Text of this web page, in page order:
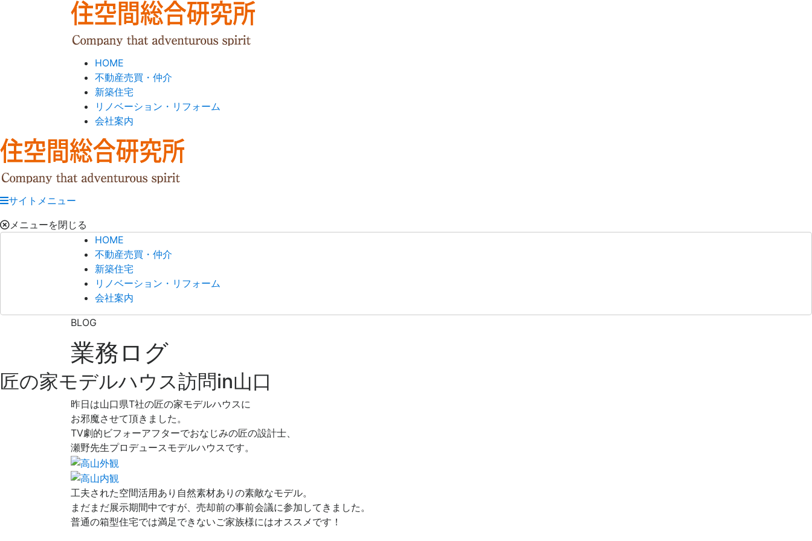
HOME
不動産売買・仲介
新築住宅
リノベーション・リフォーム
会社案内
サイトメニュー
メニューを閉じる
HOME
不動産売買・仲介
新築住宅
リノベーション・リフォーム
会社案内
BLOG
業務ログ
匠の家モデルハウス訪問in山口
昨日は山口県T社の匠の家モデルハウスに
お邪魔させて頂きました。
TV劇的ビフォーアフターでおなじみの匠の設計士、
瀬野先生プロデュースモデルハウスです。
工夫された空間活用あり自然素材ありの素敵なモデル。
まだまだ展示期間中ですが、売却前の事前会議に参加してきました。
普通の箱型住宅では満足できないご家族様にはオススメです！